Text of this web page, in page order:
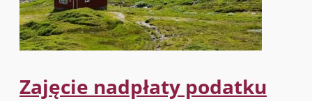
Zajęcie nadpłaty podatku